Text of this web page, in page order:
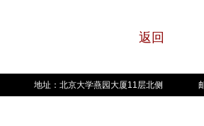
返回
地址：北京大学燕园大厦11层北侧